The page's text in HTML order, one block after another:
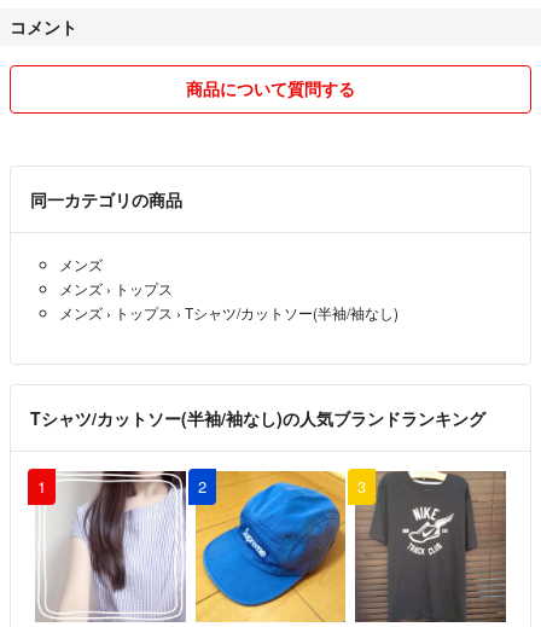
#ヴィンテージ
#Lサイズ
#アメカジ
#メンズ
#レディース
★3日以上入金が確認できない場合キャンセルさせて頂く場合がありま
★コメントのやり取りの途中でも購入された方が優先になりますのでご
了承下さい。
イズが合わない等の返品交換は致しかねますのでご了承下さい。
★その他気になる点はお気軽にご質問下さい♪
コメント
商品について質問する
同一カテゴリの商品
メンズ
メンズ › トップス
メンズ › トップス › Tシャツ/カットソー(半袖/袖なし)
Tシャツ/カットソー(半袖/袖なし)の人気ブランドランキング
1 2 3